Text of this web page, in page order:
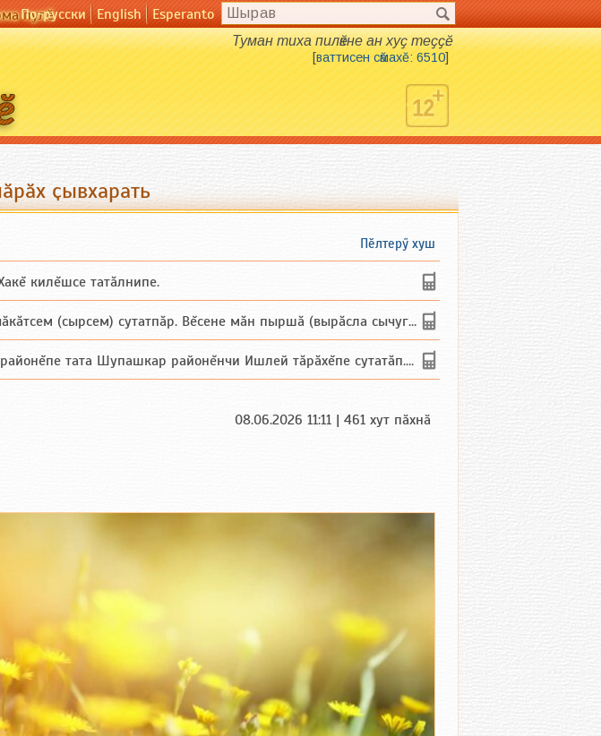
пулӗ
По-русски English Esperanto
Туман тиха пилӗкне ан хуҫ теҫҫӗ.
[ваттисен сӑмахӗ: 6510]
ҫывхарать
Пӗлтерӳ хуш
килĕшсе татăлнипе.
(сырсем) сутатпăр. Вĕсене мăн пыршă (вырăсла сычуг) ...
тата Шупашкар районĕнчи Ишлей тăрăхĕпе сутатăп. Ха...
08.06.2026 11:11 | 461 хут пӑхнӑ